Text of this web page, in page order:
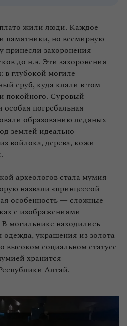
жили люди. Каждое
памятники, но всемирную
принесли захоронения
до н.э. Эти захоронения
в глубокой могиле
сруб, куда клали в том
покойного. Суровый
погребальная
образованию ледяных
землей идеально
войлока, дерева, кожи
археологов стала мумия
назвали «принцессой
особенность — сложные
с изображениями
могильнике находились
украшения из золота
высоком социальном статусе
хранится
Алтай.